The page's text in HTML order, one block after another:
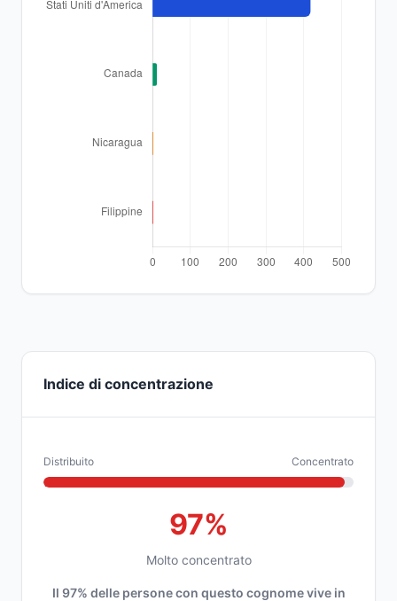
Indice di concentrazione
Distribuito Concentrato
97%
Molto concentrato
Il 97% delle persone con questo cognome vive in